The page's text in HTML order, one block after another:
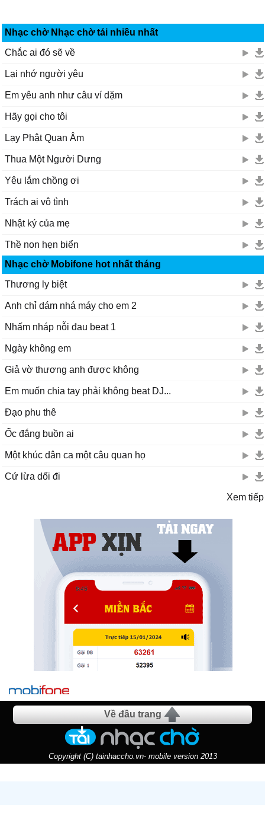
Nhạc chờ Nhạc chờ tải nhiều nhất
Chắc ai đó sẽ về
Lại nhớ người yêu
Em yêu anh như câu ví dặm
Hãy gọi cho tôi
Lạy Phật Quan Âm
Thua Một Người Dưng
Yêu lắm chồng ơi
Trách ai vô tình
Nhật ký của mẹ
Thề non hẹn biển
Nhạc chờ Mobifone hot nhất tháng
Thương ly biệt
Anh chỉ dám nhá máy cho em 2
Nhấm nháp nỗi đau beat 1
Ngày không em
Giả vờ thương anh được không
Em muốn chia tay phải không beat DJ...
Đạo phu thê
Ốc đắng buồn ai
Một khúc dân ca một câu quan họ
Cứ lừa dối đi
Xem tiếp
Về đầu trang
Copyright (C) tainhaccho.vn- mobile version 2013